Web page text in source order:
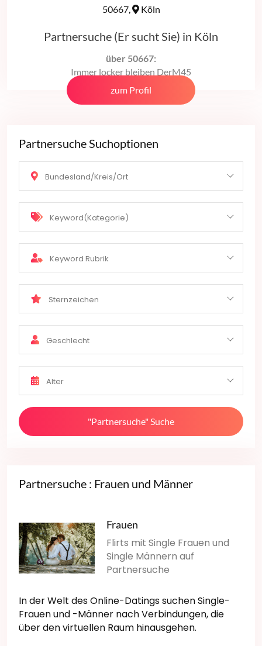
50667, Köln
Partnersuche (Er sucht Sie) in Köln
über 50667:
Immer locker bleiben DerM45
zum Profil
Partnersuche Suchoptionen
Bundesland/Kreis/Ort
Keyword(Kategorie)
Keyword Rubrik
Sternzeichen
Geschlecht
Alter
"Partnersuche" Suche
Partnersuche : Frauen und Männer
Frauen
Flirts mit Single Frauen und
Single Männern auf
Partnersuche
In der Welt des Online-Datings suchen Single-
Frauen und -Männer nach Verbindungen, die
über den virtuellen Raum hinausgehen.